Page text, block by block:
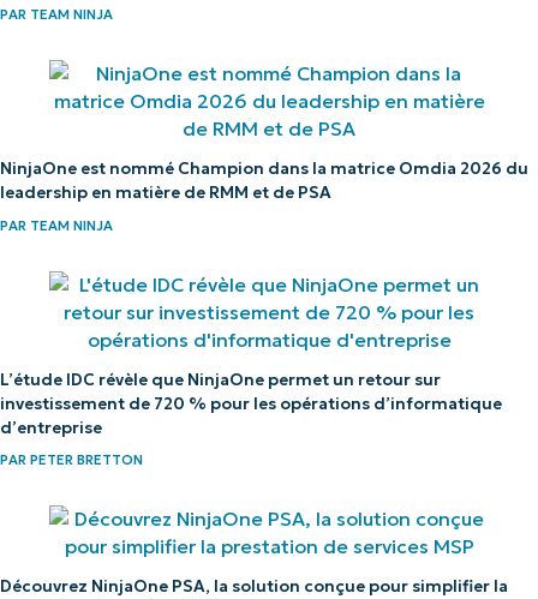
PAR TEAM NINJA
NinjaOne est nommé Champion dans la matrice Omdia 2026 du
leadership en matière de RMM et de PSA
PAR TEAM NINJA
L’étude IDC révèle que NinjaOne permet un retour sur
investissement de 720 % pour les opérations d’informatique
d’entreprise
PAR PETER BRETTON
Découvrez NinjaOne PSA, la solution conçue pour simplifier la
pour découvrir comment NinjaOne simplifie les
terminaux, les correctifs, le MDM, la gestion
des tickets et bien plus encore.